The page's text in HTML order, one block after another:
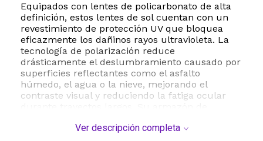
Equipados con lentes de policarbonato de alta
definición, estos lentes de sol cuentan con un
revestimiento de protección UV que bloquea
eficazmente los dañinos rayos ultravioleta. La
tecnología de polarización reduce
drásticamente el deslumbramiento causado por
superficies reflectantes como el asfalto
húmedo, el agua o la nieve, mejorando el
contraste visual y reduciendo la fatiga ocular
garantiza una durabilidad excepcional para el
Ver descripción completa